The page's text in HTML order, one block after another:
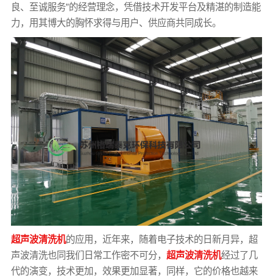
良、至诚服务”的经营理念，凭借技术开发平台及精湛的制造能
力，用其博大的胸怀求得与用户、供应商共同成长。
超声波清洗机的应用，近年来，随着电子技术的日新月异，超
声波清洗也同我们日常工作密不可分， 超声波清洗机经过了几
代的演变，技术更加，效果更加显著，同样，它的价格也越来